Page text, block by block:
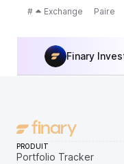
# Exchange Paire
Finary
PRODUIT
Portfolio Tracker